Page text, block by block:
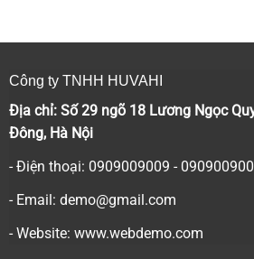
Công ty TNHH HUVAHI
Địa chỉ: Số 29 ngõ 18 Lương Ngọc
Đông, Hà Nội
- Điện thoại: 0909009009 -
- Email: demo@gmail.com
- Website: www.webdemo.com